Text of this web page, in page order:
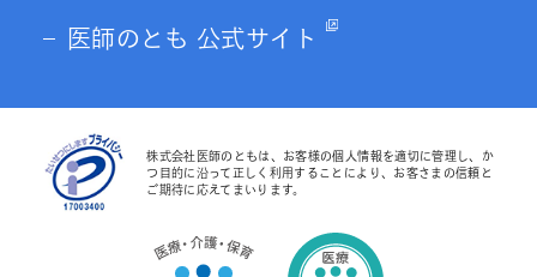
医師のとも 公式サイト
株式会社医師のともは、お客様の個人情報を適切に管理し、か
つ目的に沿って正しく利用することにより、お客さまの信頼と
ご期待に応えてまいります。